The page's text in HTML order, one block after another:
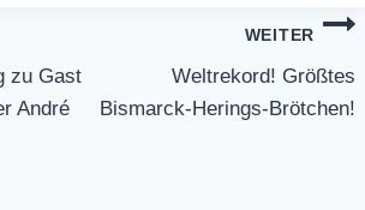
zu Gast
André
WEITER
Weltrekord! Größtes
Bismarck-Herings-Brötchen!